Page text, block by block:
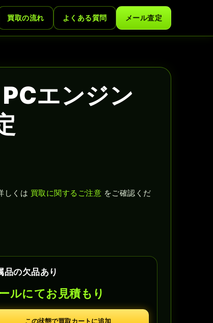
買取の流れ よくある質問 メール査定
エンジン
しくは 買取に関するご注意 をご確認くだ
品の欠品あり
ルにてお見積もり
この状態で買取カートに追加